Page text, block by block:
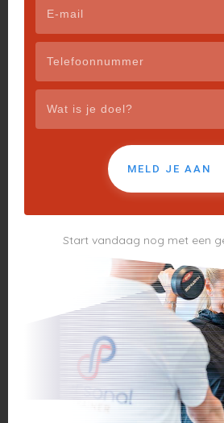
MELD JE AAN
Start vandaag nog met een